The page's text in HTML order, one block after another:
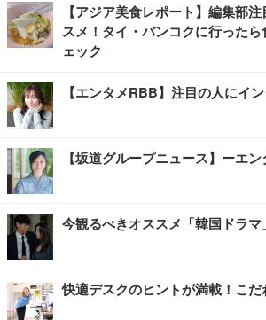
【アジア美食レポート】編集部
スメ！タイ・バンコクに行った
ェック
【エンタメRBB】注目の人にイ
【坂道グループニュース】ーエ
今観るべきオススメ「韓国ドラマ
快適デスクのヒントが満載！こ